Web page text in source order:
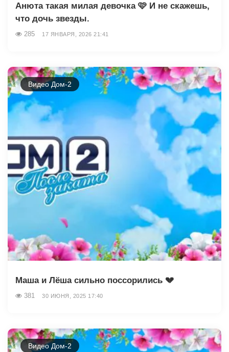
Анюта такая милая девочка 🩷 И не скажешь,
что дочь звезды.
285 17 ЯНВАРЯ, 2026 21:41
Видео Дом-2
Маша и Лёша сильно поссорились 💔
381 30 ИЮНЯ, 2025 17:40
Видео Дом-2